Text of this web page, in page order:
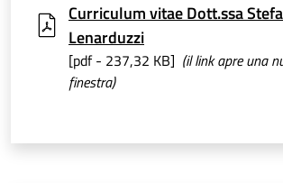
Curriculum vitae Dott.ssa
Lenarduzzi
[pdf - 237,32 KB] (il link apre una
finestra)